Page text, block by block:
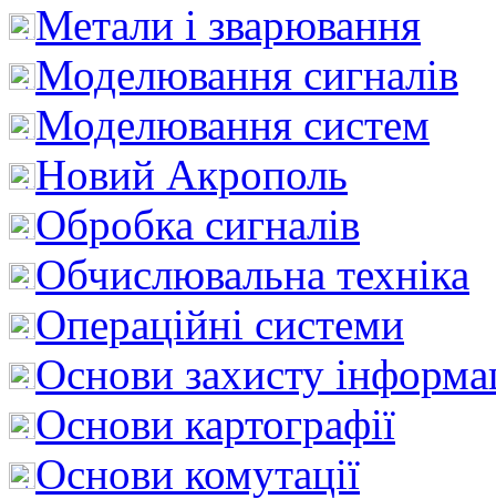
Метали і зварювання
Моделювання сигналів
Моделювання систем
Новий Акрополь
Обробка сигналів
Обчислювальна техніка
Операційні системи
Основи захисту
Основи картографії
Основи комутації